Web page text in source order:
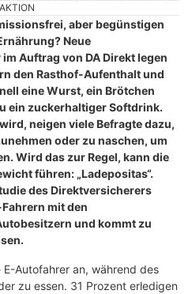
aber begünstigen
Neue
Auftrag von DA Direkt legen
den Rasthof-Aufenthalt und
eine Wurst, ein Brötchen
ein zuckerhaltiger Softdrink.
neigen viele Befragte dazu,
oder zu naschen, um
Wird das zur Regel, kann die
führen: „Ladepositas“.
des Direktversicherers
mit den
und kommt zu
Autofahrer an, während des
zu essen. 31 Prozent erledigen